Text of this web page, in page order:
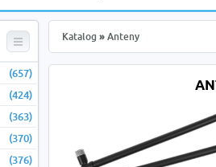
(657)
(424)
(363)
(370)
(376)
Katalog » Anteny